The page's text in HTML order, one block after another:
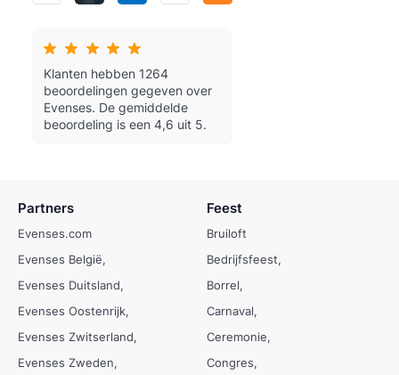
Klanten hebben 1264
beoordelingen gegeven over
Evenses. De gemiddelde
beoordeling is een 4,6 uit 5.
Partners
Evenses.com
Evenses België
Evenses Duitsland
Evenses Oostenrijk
Evenses Zwitserland
Evenses Zweden
Feest
Bruiloft
Bedrijfsfeest
Borrel
Carnaval
Ceremonie
Congres